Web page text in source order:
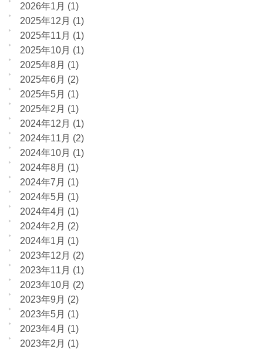
2026年1月 (1)
2025年12月 (1)
2025年11月 (1)
2025年10月 (1)
2025年8月 (1)
2025年6月 (2)
2025年5月 (1)
2025年2月 (1)
2024年12月 (1)
2024年11月 (2)
2024年10月 (1)
2024年8月 (1)
2024年7月 (1)
2024年5月 (1)
2024年4月 (1)
2024年2月 (2)
2024年1月 (1)
2023年12月 (2)
2023年11月 (1)
2023年10月 (2)
2023年9月 (2)
2023年5月 (1)
2023年4月 (1)
2023年2月 (1)